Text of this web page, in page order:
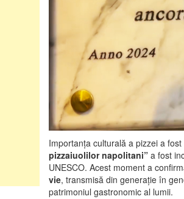
Importanța culturală a pizzei a
pizzaiuolilor napolitani” a fost
UNESCO. Acest moment a
vie, transmisă din generație în
patrimoniul gastronomic al lumii.